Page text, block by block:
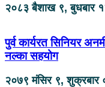
२०८३ बैशाख ९, बुधबार
पुर्व कार्यरत सिनियर
नल्का सहयोग
२०७९ मंसिर ९, शुक्रबार